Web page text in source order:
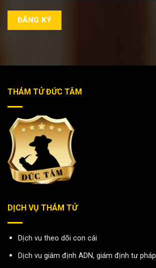
THÁM TỬ ĐỨC TÂM
DỊCH VỤ THÁM TỬ
Dịch vu theo dõi con cái
Dịch vu giám định ADN, giám định tư pháp